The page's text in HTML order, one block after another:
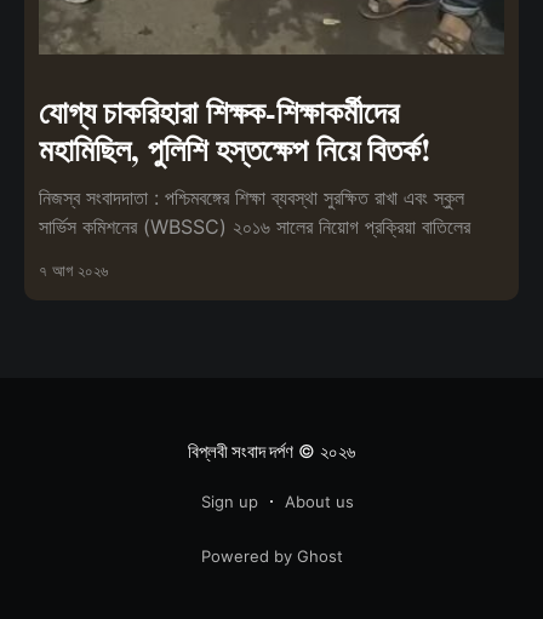
যোগ্য চাকরিহারা শিক্ষক-শিক্ষাকর্মীদের
মহামিছিল, পুলিশি হস্তক্ষেপ নিয়ে বিতর্ক!
নিজস্ব সংবাদদাতা : পশ্চিমবঙ্গের শিক্ষা ব্যবস্থা সুরক্ষিত রাখা এবং স্কুল
সার্ভিস কমিশনের (WBSSC) ২০১৬ সালের নিয়োগ প্রক্রিয়া বাতিলের
৭ আগ ২০২৬
বিপ্লবী সংবাদ দর্পণ© ২০২৬
Sign up About us
Powered by Ghost